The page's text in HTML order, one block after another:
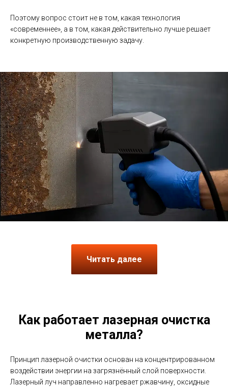
Поэтому вопрос стоит не в том, какая технология
«современнее», а в том, какая действительно лучше решает
конкретную производственную задачу.
Читать далее
Как работает лазерная очистка
металла?
Принцип лазерной очистки основан на концентрированном
воздействии энергии на загрязнённый слой поверхности.
Лазерный луч направленно нагревает ржавчину, оксидные